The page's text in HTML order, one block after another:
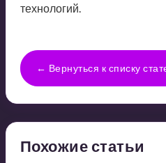
технологий.
← Вернуться к списку
Похожие статьи